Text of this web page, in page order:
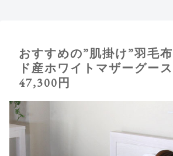
おすすめの”肌掛け”羽毛
ド産ホワイトマザーグース
47,300円